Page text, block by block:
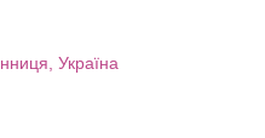
Україна